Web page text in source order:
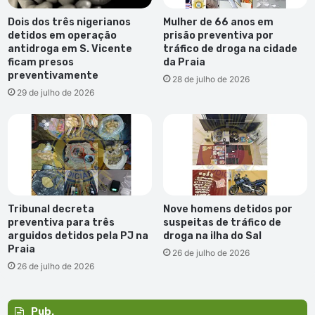
Dois dos três nigerianos
detidos em operação
antidroga em S. Vicente
ficam presos
preventivamente
29 de julho de 2026
Mulher de 66 anos em
prisão preventiva por
tráfico de droga na cidade
da Praia
28 de julho de 2026
Tribunal decreta
preventiva para três
arguidos detidos pela PJ na
Praia
26 de julho de 2026
Nove homens detidos por
suspeitas de tráfico de
droga na ilha do Sal
26 de julho de 2026
Pub.